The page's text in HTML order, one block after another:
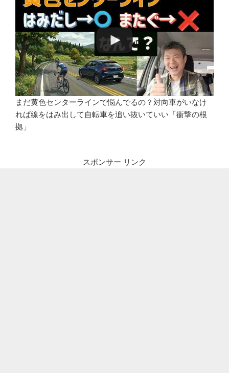
まだ黄色センターラインで悩んでるの？対向車がいなけ
れば線をはみ出して自転車を追い抜いていい「衝撃の根
拠」
スポンサー リンク